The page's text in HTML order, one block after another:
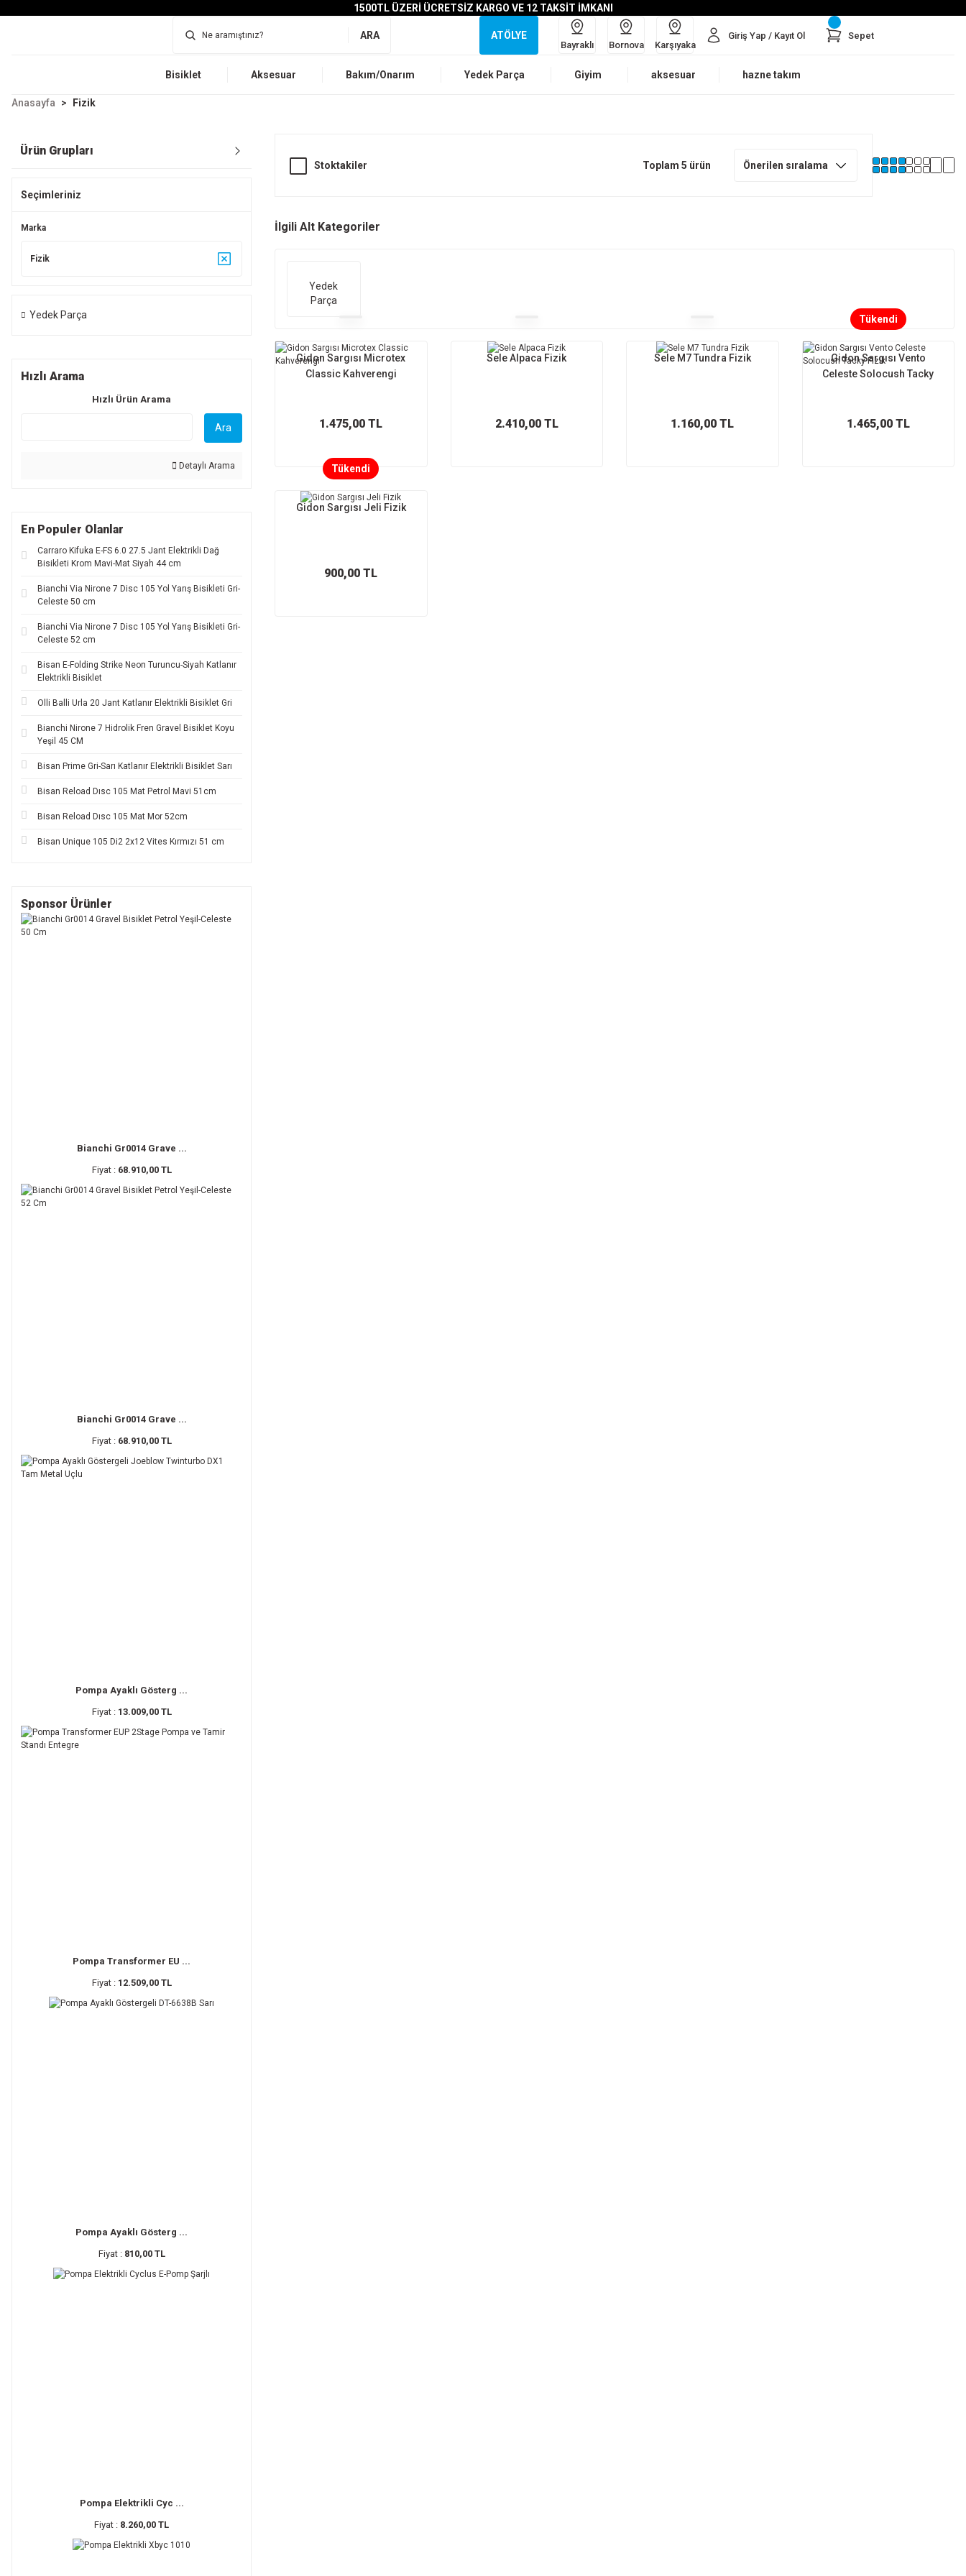
1500TL ÜZERİ ÜCRETSİZ KARGO VE 12 TAKSİT İMKANI
ARA ATÖLYE
Bayraklı Bornova Karşıyaka
Giriş Yap / Kayıt Ol Sepet
Bisiklet Aksesuar Bakım/Onarım Yedek Parça Giyim aksesuar hazne takım
Anasayfa Fizik
Ürün Grupları
Seçimleriniz
Marka
Fizik
Yedek Parça
Hızlı Arama
Hızlı Ürün Arama
Ara
Detaylı Arama
En Populer Olanlar
Carraro Kifuka E-FS 6.0 27.5 Jant Elektrikli Dağ
Bisikleti Krom Mavi-Mat Siyah 44 cm
Bianchi Via Nirone 7 Disc 105 Yol Yarış Bisikleti Gri-
Celeste 50 cm
Bianchi Via Nirone 7 Disc 105 Yol Yarış Bisikleti Gri-
Celeste 52 cm
Bisan E-Folding Strike Neon Turuncu-Siyah Katlanır
Elektrikli Bisiklet
Olli Balli Urla 20 Jant Katlanır Elektrikli Bisiklet Gri
Bianchi Nirone 7 Hidrolik Fren Gravel Bisiklet Koyu
Yeşil 45 CM
Bisan Prime Gri-Sarı Katlanır Elektrikli Bisiklet Sarı
Bisan Reload Dısc 105 Mat Petrol Mavi 51cm
Bisan Reload Dısc 105 Mat Mor 52cm
Bisan Unique 105 Di2 2x12 Vites Kırmızı 51 cm
Sponsor Ürünler
Bianchi Gr0014 Grave ...
Fiyat : 68.910,00 TL
Bianchi Gr0014 Grave ...
Fiyat : 68.910,00 TL
Pompa Ayaklı Gösterg ...
Fiyat : 13.009,00 TL
Pompa Transformer EU ...
Fiyat : 12.509,00 TL
Pompa Ayaklı Gösterg ...
Fiyat : 810,00 TL
Pompa Elektrikli Cyc ...
Fiyat : 8.260,00 TL
Stoktakiler Toplam 5 ürün
İlgili Alt Kategoriler
Yedek
Parça
Gidon Sargısı Microtex
Classic Kahverengi
1.475,00 TL
Sele Alpaca Fizik
2.410,00 TL
Sele M7 Tundra Fizik
1.160,00 TL
Tükendi
Gidon Sargısı Vento
Celeste Solocush Tacky
1.465,00 TL
Tükendi
Gidon Sargısı Jeli Fizik
900,00 TL